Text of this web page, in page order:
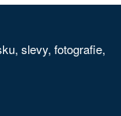
slevy, fotografie,